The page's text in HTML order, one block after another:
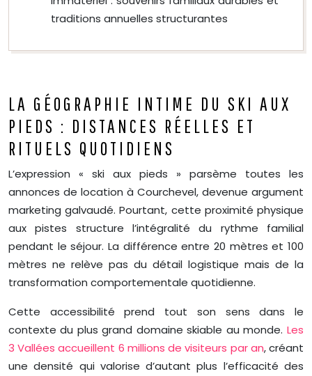
traditions annuelles structurantes
LA GÉOGRAPHIE INTIME DU SKI AUX
PIEDS : DISTANCES RÉELLES ET
RITUELS QUOTIDIENS
L’expression « ski aux pieds » parsème toutes les
annonces de location à Courchevel, devenue argument
marketing galvaudé. Pourtant, cette proximité physique
aux pistes structure l’intégralité du rythme familial
pendant le séjour. La différence entre 20 mètres et 100
mètres ne relève pas du détail logistique mais de la
transformation comportementale quotidienne.
Cette accessibilité prend tout son sens dans le
contexte du plus grand domaine skiable au monde. Les
3 Vallées accueillent 6 millions de visiteurs par an, créant
une densité qui valorise d’autant plus l’efficacité des